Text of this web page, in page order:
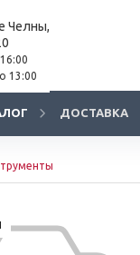
Челны,
13:00
ДОСТАВКА